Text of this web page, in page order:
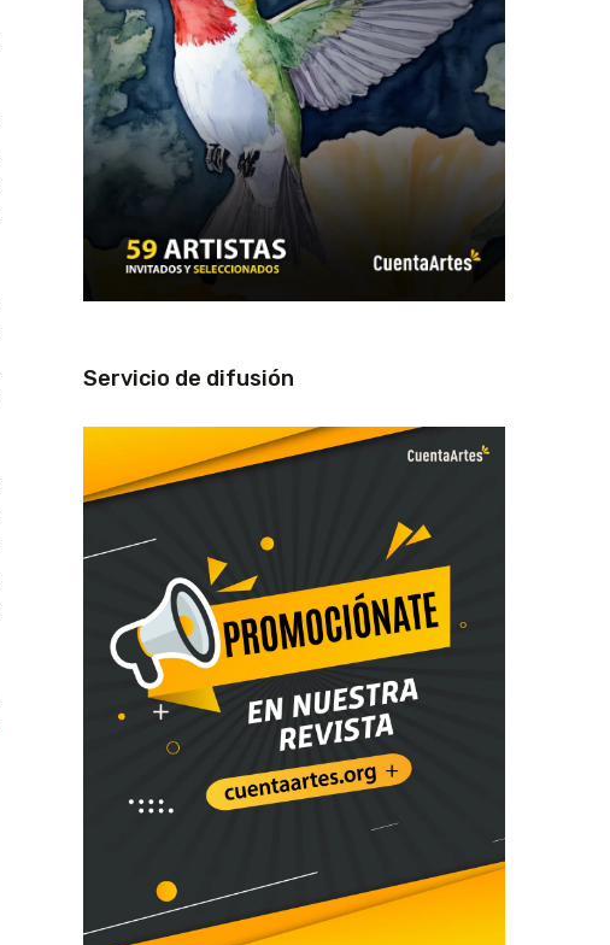
Servicio de difusión